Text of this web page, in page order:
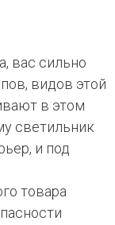
вас сильно
видов этой
в этом
светильник
и под
товара